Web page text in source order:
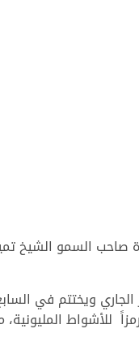
السمو الشيخ
الجاري ويختتم في